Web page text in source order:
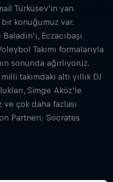
Türküsev'in yan
konuğumuz var.
Eczacıbaşı
Takımı formalarıyla
sonunda ağırlıyoruz.
takımdaki altı yıllık DJ
Simge Aköz'le
ve çok daha fazlası
Partneri: Socrates